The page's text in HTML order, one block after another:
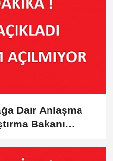
Dair Anlaşma
Bakanı